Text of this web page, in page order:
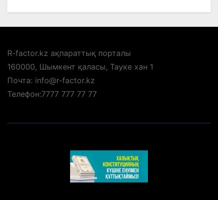
R-factor.kz ақпараттық порталы
160000, Шымкент қаласы, Тауке хан 1
Почта: info@r-factor.kz
Телефон:7777 777 77 77